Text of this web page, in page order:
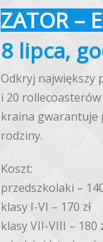
ZATOR –
8 lipca,
Odkryj największy
i 20
kraina gwarantuje
rodziny.
Koszt:
przedszkolaki –
klasy I-VI – 170 zł
klasy VII-VIII – 180